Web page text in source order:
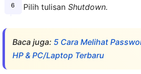
Pilih tulisan Shutdown.
Baca juga: 5 Cara Melihat
HP & PC/Laptop Terbaru